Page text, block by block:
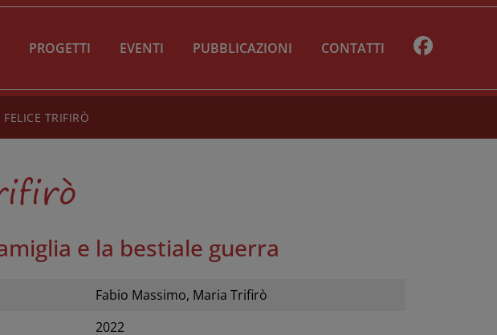
PROGETTI EVENTI PUBBLICAZIONI CONTATTI
FELICE TRIFIRÒ
e la bestiale guerra
Fabio Massimo, Maria Trifirò
2022